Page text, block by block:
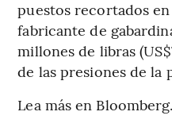
puestos recortados
fabricante de
millones de libras
de las presiones de la
Lea más en